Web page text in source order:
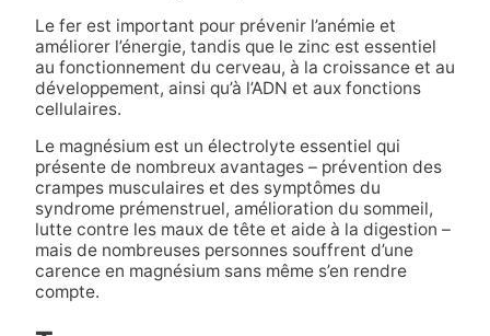
Le fer est important pour prévenir l’anémie et
améliorer l’énergie, tandis que le zinc est essentiel
au fonctionnement du cerveau, à la croissance et au
développement, ainsi qu’à l’ADN et aux fonctions
cellulaires.
Le magnésium est un électrolyte essentiel qui
présente de nombreux avantages – prévention des
crampes musculaires et des symptômes du
syndrome prémenstruel, amélioration du sommeil,
lutte contre les maux de tête et aide à la digestion –
mais de nombreuses personnes souffrent d’une
carence en magnésium sans même s’en rendre
compte.